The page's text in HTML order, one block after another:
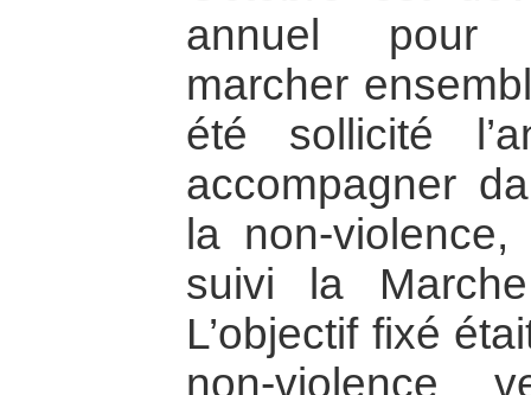
annuel pour
marcher
été sollicité
accompagner
la non-
suivi la
L’objectif fixé
non-violence